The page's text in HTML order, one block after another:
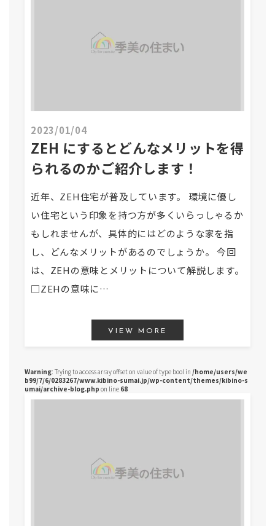
2023/01/04
ZEH にするとどんなメリットを得
られるのかご紹介します！
近年、ZEH住宅が普及しています。 環境に優し
い住宅という印象を持つ方が多くいらっしゃるか
もしれませんが、具体的にはどのような家を指
し、どんなメリットがあるのでしょうか。 今回
は、ZEHの意味とメリットについて解説します。
□ZEHの意味に…
VIEW MORE
Warning: Trying to access array offset on value of type bool in /home/users/we
b99/7/6/0283267/www.kibino-sumai.jp/wp-content/themes/kibino-s
umai/archive-blog.php on line 68